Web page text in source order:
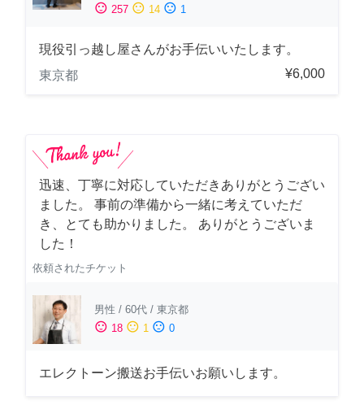
sentiment_satisfied 257 sentiment_neutral 14 sentiment_dissatisfied 1
現役引っ越し屋さんがお手伝いいたします。
東京都
¥6,000
迅速、丁寧に対応していただきありがとうござい
ました。 事前の準備から一緒に考えていただ
き、とても助かりました。 ありがとうございま
した！
依頼されたチケット
男性 / 60代 / 東京都
sentiment_satisfied 18 sentiment_neutral 1 sentiment_dissatisfied 0
エレクトーン搬送お手伝いお願いします。